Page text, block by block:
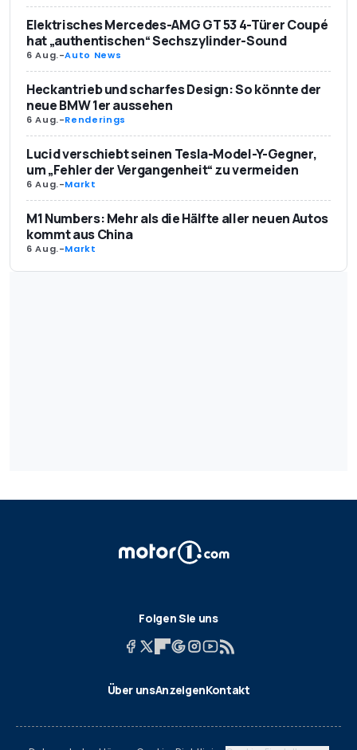
Elektrisches Mercedes-AMG GT 53 4-Türer Coupé
hat „authentischen“ Sechszylinder-Sound
6 Aug.-Auto News
Heckantrieb und scharfes Design: So könnte der
neue BMW 1er aussehen
6 Aug.-Renderings
Lucid verschiebt seinen Tesla-Model-Y-Gegner,
um „Fehler der Vergangenheit“ zu vermeiden
6 Aug.-Markt
M1 Numbers: Mehr als die Hälfte aller neuen Autos
kommt aus China
6 Aug.-Markt
Folgen Sie uns
Über unsAnzeigenKontakt